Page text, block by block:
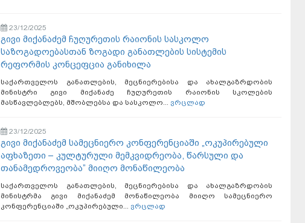
23/12/2025
გივი მიქანაძემ ჩუღურეთის რაიონის სასკოლო
საზოგადოებასთან ზოგადი განათლების სისტემის
რეფორმის კონცეფცია განიხილა
საქართველოს განათლების, მეცნიერებისა და ახალგაზრდობის
მინისტრი გივი მიქანაძე ჩუღურეთის რაიონის სკოლების
მასწავლებლებს, მშობლებსა და სასკოლო... ვრცლად
23/12/2025
გივი მიქანაძემ სამეცნიერო კონფერენციაში „ოკუპირებული
აფხაზეთი – კულტურული მემკვიდრეობა, წარსული და
თანამედროვეობა” მიიღო მონაწილეობა
საქართველოს განათლების, მეცნიერებისა და ახალგაზრდობის
მინისტრმა გივი მიქანაძემ მონაწილეობა მიიღო სამეცნიერო
კონფერენციაში „ოკუპირებული... ვრცლად